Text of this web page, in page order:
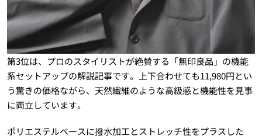
第3位は、プロのスタイリストが絶賛する「無印良品」の機能
系セットアップの解説記事です。上下合わせても11,980円とい
う驚きの価格ながら、天然繊維のような高級感と機能性を見事
に両立しています。
ポリエステルベースに撥水加工とストレッチ性をプラスした